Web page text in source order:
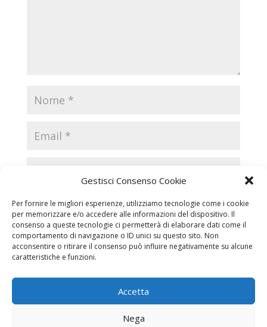
Gestisci Consenso Cookie
Per fornire le migliori esperienze, utilizziamo tecnologie come i cookie
per memorizzare e/o accedere alle informazioni del dispositivo. Il
consenso a queste tecnologie ci permetterà di elaborare dati come il
comportamento di navigazione o ID unici su questo sito. Non
acconsentire o ritirare il consenso può influire negativamente su alcune
caratteristiche e funzioni.
Accetta
Nega
Necrologi Casale Monferrato